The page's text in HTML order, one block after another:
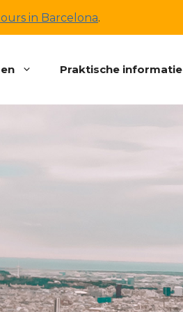
in Barcelona.
Praktische informatie